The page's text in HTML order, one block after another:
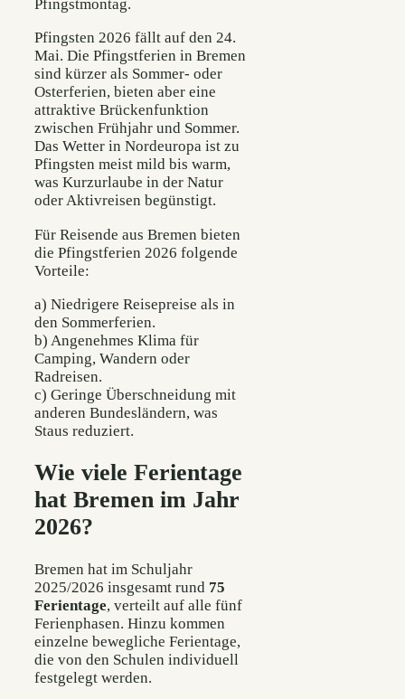
Pfingstmontag.
Pfingsten 2026 fällt auf den 24.
Mai. Die Pfingstferien in Bremen
sind kürzer als Sommer- oder
Osterferien, bieten aber eine
attraktive Brückenfunktion
zwischen Frühjahr und Sommer.
Das Wetter in Nordeuropa ist zu
Pfingsten meist mild bis warm,
was Kurzurlaube in der Natur
oder Aktivreisen begünstigt.
Für Reisende aus Bremen bieten
die Pfingstferien 2026 folgende
Vorteile:
a) Niedrigere Reisepreise als in
den Sommerferien.
b) Angenehmes Klima für
Camping, Wandern oder
Radreisen.
c) Geringe Überschneidung mit
anderen Bundesländern, was
Staus reduziert.
Wie viele Ferientage
hat Bremen im Jahr
2026?
Bremen hat im Schuljahr
2025/2026 insgesamt rund 75
Ferientage, verteilt auf alle fünf
Ferienphasen. Hinzu kommen
einzelne bewegliche Ferientage,
die von den Schulen individuell
festgelegt werden.